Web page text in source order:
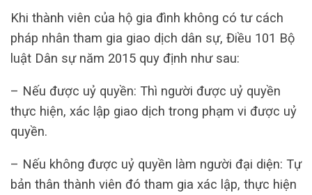
Khi thành viên của hộ gia đình không có tư cách
pháp nhân tham gia giao dịch dân sự, Điều 101 Bộ
luật Dân sự năm 2015 quy định như sau:
– Nếu được uỷ quyền: Thì người được uỷ quyền
thực hiện, xác lập giao dịch trong phạm vi được uỷ
quyền.
– Nếu không được uỷ quyền làm người đại diện: Tự
bản thân thành viên đó tham gia xác lập, thực hiện